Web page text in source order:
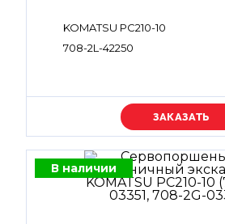
KOMATSU PC210-10
708-2L-42250
Уточняйте цену
В наличии